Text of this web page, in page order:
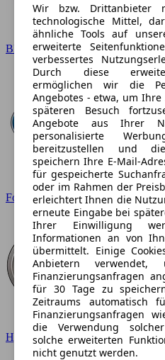
BMW
Ford
Hyundai
Wir bzw. Drittanbieter
technologische Mittel,
ähnliche Tools auf
erweiterte
verbessertes
Durch diese
ermöglichen wir die
Angebotes - etwa, um
späteren Besuch
Angebote aus Ihrer
personalisierte
bereitzustellen und
speichern Ihre E-Mail-
für gespeicherte
oder im Rahmen der
erleichtert Ihnen die
erneute Eingabe bei
Ihrer Einwilligung
Informationen an von
übermittelt. Einige
Anbietern
Finanzierungsanfragen
für 30 Tage zu
Zeitraums automatisch
Finanzierungsanfragen
die Verwendung
solche erweiterten
nicht genutzt werden.